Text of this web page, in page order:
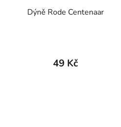
Dýně Rode Centenaar
49 Kč